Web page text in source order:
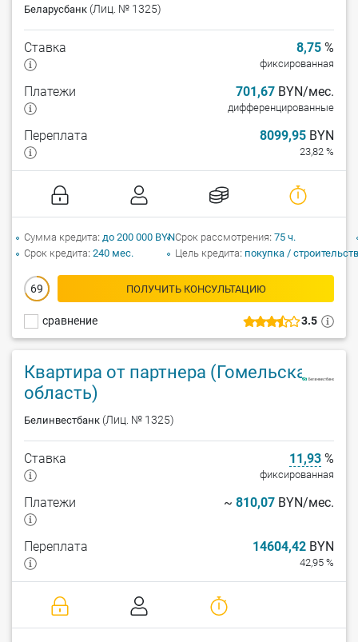
Беларусбанк (Лиц. № 1325)
3.5
сравнение
Ставка 8,75 %
фиксированная
Платежи 701,67 BYN/мес.
дифференцированные
Переплата 8099,95 BYN
23,82 %
69 ПОЛУЧИТЬ КОНСУЛЬТАЦИЮ
Сумма кредита до 200 000 BYN
Срок кредита 240 мес.
Срок рассмотрения 75 ч.
Цель кредита покупка /
Квартира от партнера (Гомельская
область)
Белинвестбанк (Лиц. № 1325)
Ставка 11,93 %
фиксированная
Платежи ~ 810,07 BYN/мес.
Переплата 14604,42 BYN
42,95 %